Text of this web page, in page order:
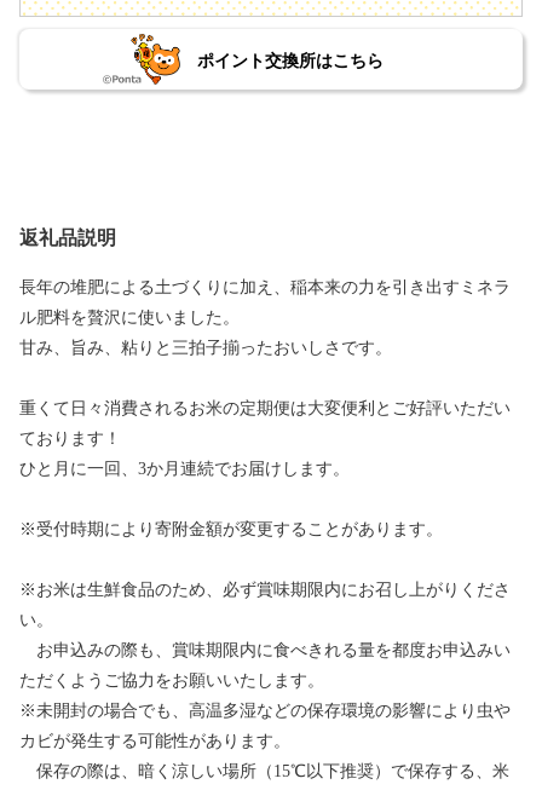
ポイント交換所はこちら
返礼品説明
長年の堆肥による土づくりに加え、稲本来の力を引き出すミネラ
ル肥料を贅沢に使いました。
甘み、旨み、粘りと三拍子揃ったおいしさです。
重くて日々消費されるお米の定期便は大変便利とご好評いただい
ております！
ひと月に一回、3か月連続でお届けします。
※受付時期により寄附金額が変更することがあります。
※お米は生鮮食品のため、必ず賞味期限内にお召し上がりくださ
い。
お申込みの際も、賞味期限内に食べきれる量を都度お申込みい
ただくようご協力をお願いいたします。
※未開封の場合でも、高温多湿などの保存環境の影響により虫や
カビが発生する可能性があります。
保存の際は、暗く涼しい場所（15℃以下推奨）で保存する、米